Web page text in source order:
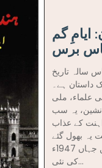
ایامِ گم
برس
سالہ تاریخ
داستان ہے۔
علماء، ملی
نشین، یہ سب
کے عذاب
یہ بھول گئے
کہ ہندوستان کی سرزمین میں جہاں 1947ء
کی نئی...